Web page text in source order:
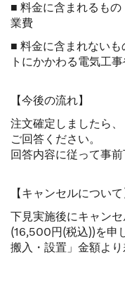
■ 料金に含まれるも
業費
■ 料金に含まれない
トにかかわる電気工
【今後の流れ】
注文確定しましたら
ご回答ください。
回答内容に従って事
【キャンセルについて
下見実施後にキャン
(16,500円(税込))を申
搬入・設置」金額よ